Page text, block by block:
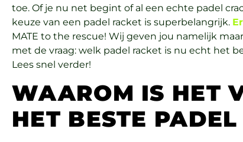
toe. Of je nu net begint of al een echte padel
keuze van een padel racket is superbelangrijk.
MATE to the rescue! Wij geven jou namelijk
met de vraag: welk padel racket is nu echt het
Lees snel verder!
WAAROM IS HET
HET BESTE